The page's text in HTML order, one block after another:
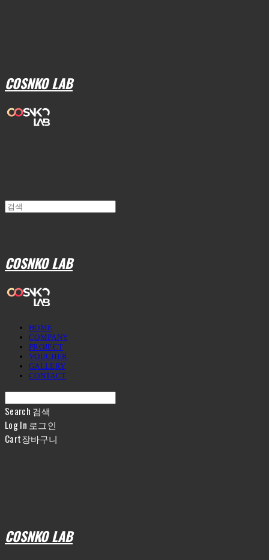
COSNKO LAB
COSNKO LAB
HOME
COMPANY
PROJECT
VOUCHER
GALLERY
CONTACT
Search 검색
Log In 로그인
Cart장바구니
COSNKO LAB